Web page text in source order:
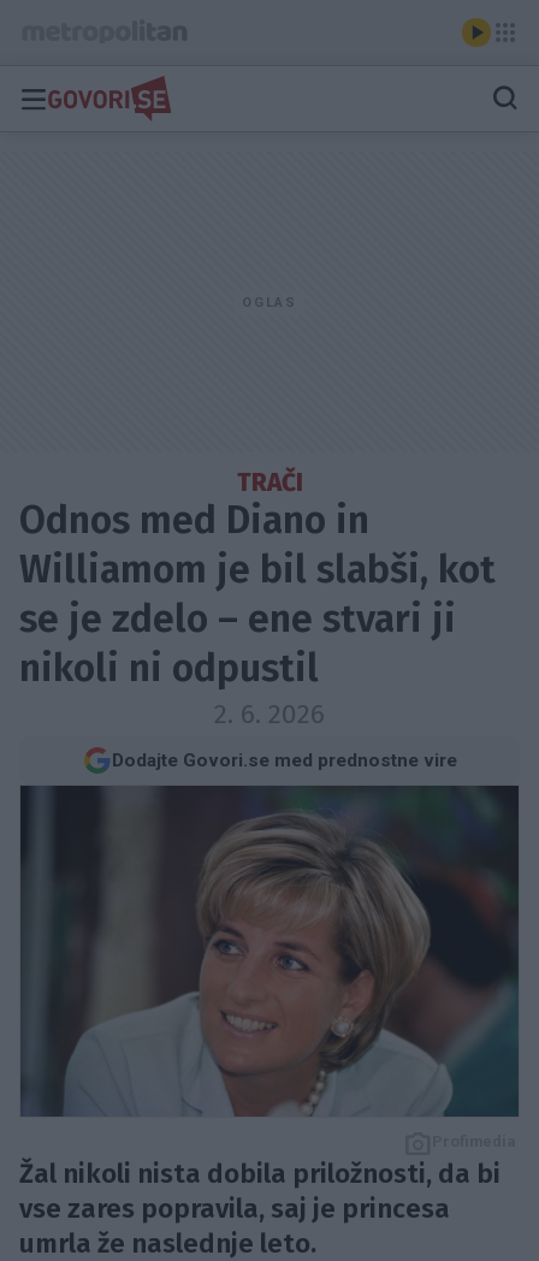
TRAČI
Odnos med Diano in
Williamom je bil slabši, kot
se je zdelo – ene stvari ji
nikoli ni odpustil
2. 6. 2026
Dodajte Govori.se med prednostne vire
Žal nikoli nista dobila priložnosti, da bi
vse zares popravila, saj je princesa
umrla že naslednje leto.